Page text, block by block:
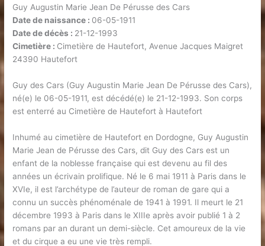
Guy Augustin Marie Jean De Pérusse des Cars
Date de naissance : 06-05-1911
Date de décès : 21-12-1993
Cimetière : Cimetière de Hautefort, Avenue Jacques Maigret
24390 Hautefort
Guy des Cars (Guy Augustin Marie Jean De Pérusse des Cars),
né(e) le 06-05-1911, est décédé(e) le 21-12-1993. Son corps
est enterré au Cimetière de Hautefort à Hautefort
Inhumé au cimetière de Hautefort en Dordogne, Guy Augustin
Marie Jean de Pérusse des Cars, dit Guy des Cars est un
enfant de la noblesse française qui est devenu au fil des
années un écrivain prolifique. Né le 6 mai 1911 à Paris dans le
XVIe, il est l’archétype de l’auteur de roman de gare qui a
connu un succès phénoménale de 1941 à 1991. Il meurt le 21
décembre 1993 à Paris dans le XIIIe après avoir publié 1 à 2
romans par an durant un demi-siècle. Cet amoureux de la vie
et du cirque a eu une vie très rempli.